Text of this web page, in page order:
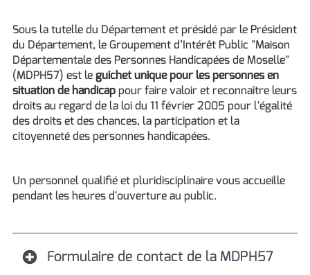
Sous la tutelle du Département et présidé par le Président
du Département, le Groupement d’Intérêt Public "Maison
Départementale des Personnes Handicapées de Moselle"
(MDPH57) est leguichet unique pour les personnes en
situation de handicappour faire valoir et reconnaître leurs
droits au regard de la loi du 11 février 2005 pour l'égalité
des droits et des chances, la participation et la
citoyenneté des personnes handicapées.
Un personnel qualifié et pluridisciplinaire vous accueille
pendant les heures d'ouverture au public.
Formulaire de contact de la MDPH57